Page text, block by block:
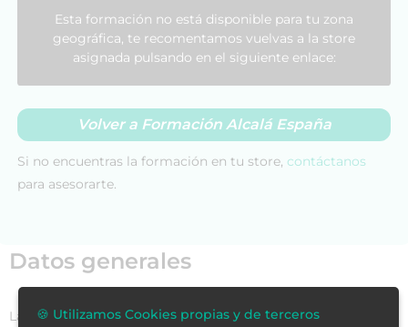
Datos generales
La filosofía de la profesión enfermera, es la base y
Esta formación no está disponible para tu zona
geográfica, te recomentamos vuelvas a la store
asignada pulsando en el siguiente enlace:
Volver a Formación Alcalá España
Si no encuentras la formación en tu store, contáctanos
para asesorarte.
🍪 Utilizamos Cookies propias y de terceros